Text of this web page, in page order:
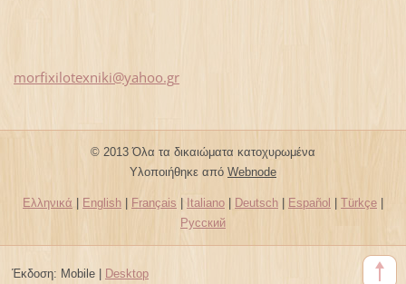
morfixilotexniki@yahoo.gr
© 2013 Όλα τα δικαιώματα κατοχυρωμένα
Υλοποιήθηκε από Webnode
Ελληνικά English Français Italiano Deutsch Español Türkçe
Русский
Έκδοση: Mobile| Desktop